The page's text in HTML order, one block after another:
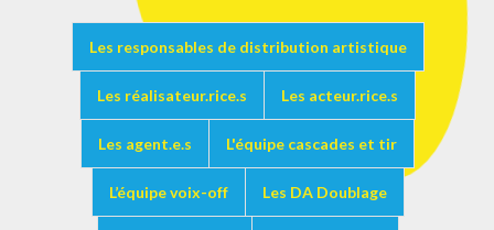
Les responsables de distribution artistique
Les réalisateur.rice.s Les acteur.rice.s
Les agent.e.s L'équipe cascades et tir
L’équipe voix-off Les DA Doublage